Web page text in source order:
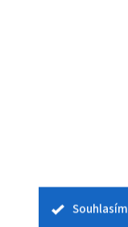
Souhlasím